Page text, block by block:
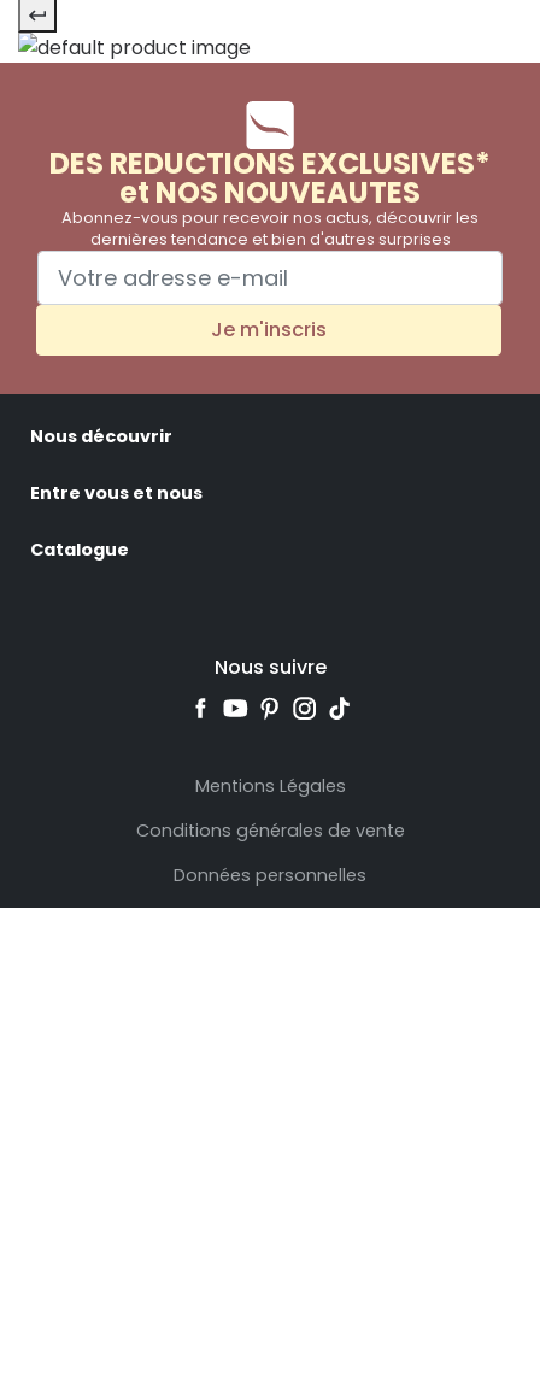
DES REDUCTIONS EXCLUSIVES*
et NOS NOUVEAUTES
Abonnez-vous pour recevoir nos actus, découvrir les
dernières tendance et bien d'autres surprises
Je m'inscris
Nous découvrir
Entre vous et nous
Catalogue
Nous suivre
Mentions Légales
Conditions générales de vente
Données personnelles